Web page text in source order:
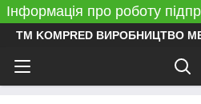
Інформація про роботу
ТМ KOMPRED ВИРОБНИЦТВО